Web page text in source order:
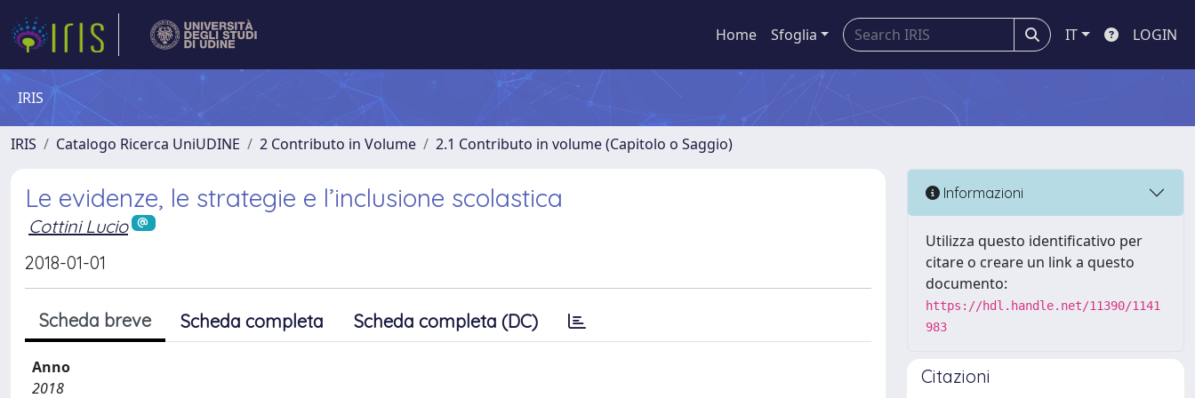
Home Sfoglia IT LOGIN
IRIS
IRIS Catalogo Ricerca UniUDINE 2 Contributo in Volume 2.1 Contributo in volume (Capitolo o Saggio)
Le evidenze, le strategie e l’inclusione scolastica
Cottini Lucio
2018-01-01
Scheda breve Scheda completa Scheda completa (DC)
Anno
2018
Informazioni
Utilizza questo identificativo per
citare o creare un link a questo
documento:
https://hdl.handle.net/11390/1141
983
Citazioni